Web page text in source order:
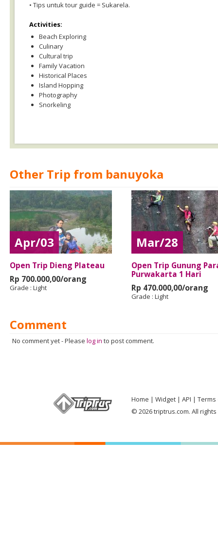
• Tips untuk tour guide = Sukarela.
Activities:
Beach Exploring
Culinary
Cultural trip
Family Vacation
Historical Places
Island Hopping
Photography
Snorkeling
Other Trip from banuyoka
Apr/03
Open Trip Dieng Plateau
Rp 700.000,00/orang
Grade : Light
Mar/28
Open Trip Gunung
Purwakarta 1 Hari
Rp 470.000,00/orang
Grade : Light
Comment
No comment yet-Please log in to post comment.
Home Widget API
Terms
© 2026 triptrus.com. All